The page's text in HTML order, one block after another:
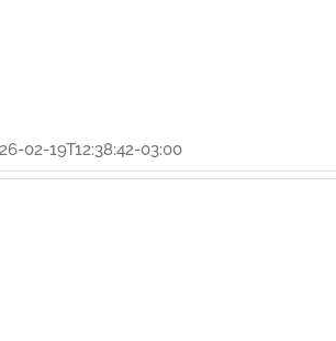
02-19T12:38:42-03:00